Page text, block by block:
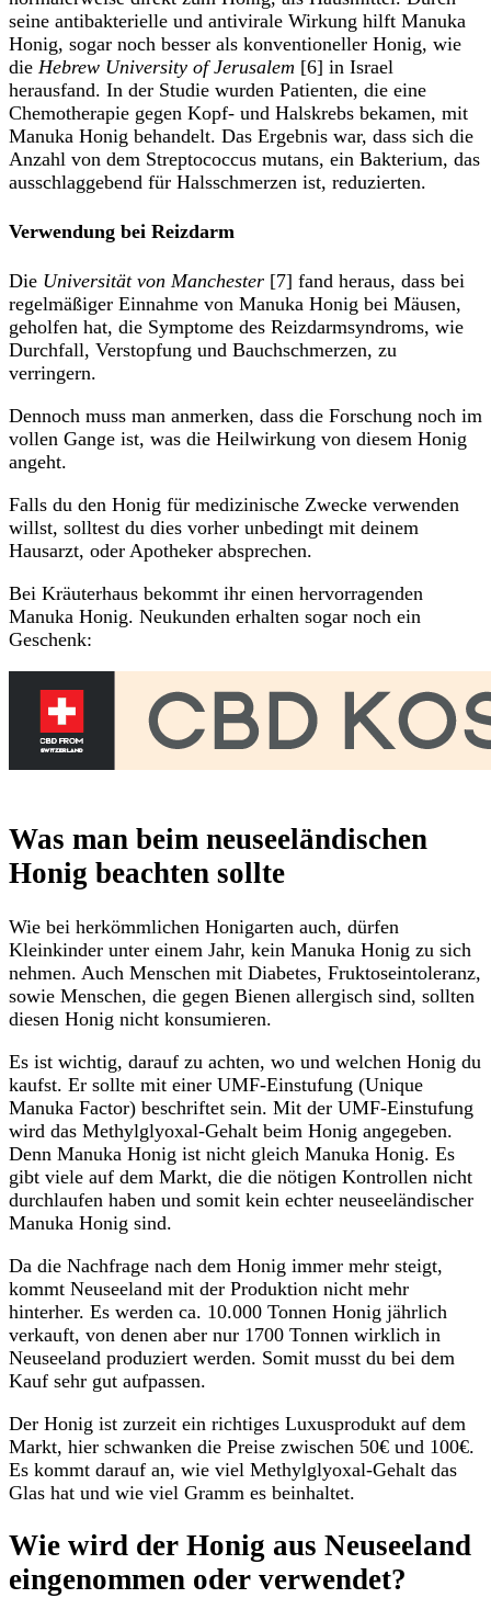
seine antibakterielle und antivirale Wirkung hilft Manuka
Honig, sogar noch besser als konventioneller Honig, wie
die Hebrew University of Jerusalem [6] in Israel
herausfand. In der Studie wurden Patienten, die eine
Chemotherapie gegen Kopf- und Halskrebs bekamen, mit
Manuka Honig behandelt. Das Ergebnis war, dass sich die
Anzahl von dem Streptococcus mutans, ein Bakterium, das
ausschlaggebend für Halsschmerzen ist, reduzierten.
Verwendung bei Reizdarm
Die Universität von Manchester [7] fand heraus, dass bei
regelmäßiger Einnahme von Manuka Honig bei Mäusen,
geholfen hat, die Symptome des Reizdarmsyndroms, wie
Durchfall, Verstopfung und Bauchschmerzen, zu
verringern.
Dennoch muss man anmerken, dass die Forschung noch im
vollen Gange ist, was die Heilwirkung von diesem Honig
angeht.
Falls du den Honig für medizinische Zwecke verwenden
willst, solltest du dies vorher unbedingt mit deinem
Hausarzt, oder Apotheker absprechen.
Bei Kräuterhaus bekommt ihr einen hervorragenden
Manuka Honig. Neukunden erhalten sogar noch ein
Geschenk:
Was man beim neuseeländischen
Honig beachten sollte
Wie bei herkömmlichen Honigarten auch, dürfen
Kleinkinder unter einem Jahr, kein Manuka Honig zu sich
nehmen. Auch Menschen mit Diabetes, Fruktoseintoleranz,
sowie Menschen, die gegen Bienen allergisch sind, sollten
diesen Honig nicht konsumieren.
Es ist wichtig, darauf zu achten, wo und welchen Honig du
kaufst. Er sollte mit einer UMF-Einstufung (Unique
Manuka Factor) beschriftet sein. Mit der UMF-Einstufung
wird das Methylglyoxal-Gehalt beim Honig angegeben.
Denn Manuka Honig ist nicht gleich Manuka Honig. Es
gibt viele auf dem Markt, die die nötigen Kontrollen nicht
durchlaufen haben und somit kein echter neuseeländischer
Manuka Honig sind.
Da die Nachfrage nach dem Honig immer mehr steigt,
kommt Neuseeland mit der Produktion nicht mehr
hinterher. Es werden ca. 10.000 Tonnen Honig jährlich
verkauft, von denen aber nur 1700 Tonnen wirklich in
Neuseeland produziert werden. Somit musst du bei dem
Kauf sehr gut aufpassen.
Der Honig ist zurzeit ein richtiges Luxusprodukt auf dem
Markt, hier schwanken die Preise zwischen 50€ und 100€.
Es kommt darauf an, wie viel Methylglyoxal-Gehalt das
Glas hat und wie viel Gramm es beinhaltet.
Wie wird der Honig aus Neuseeland
eingenommen oder verwendet?